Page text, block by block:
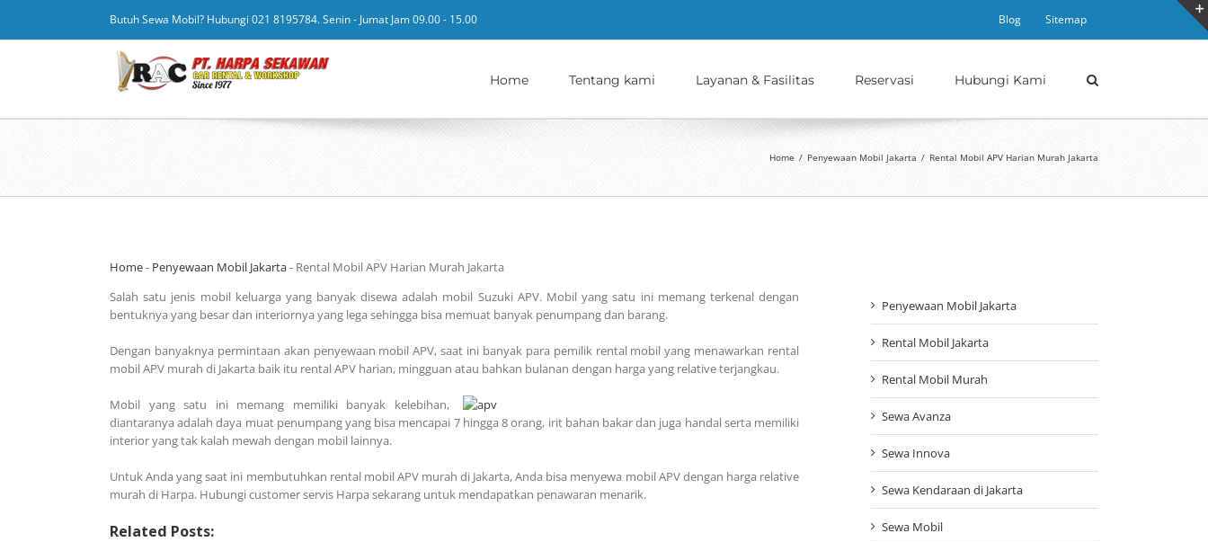
Butuh Sewa Mobil? Hubungi 021 8195784. Senin - Jumat Jam 09.00 - 15.00 Blog Sitemap
Home Tentang kami Layanan & Fasilitas Reservasi Hubungi Kami
Home / Penyewaan Mobil Jakarta / Rental Mobil APV Harian Murah Jakarta
Home- Penyewaan Mobil Jakarta- Rental Mobil APV Harian Murah Jakarta
Salah satu jenis mobil keluarga yang banyak disewa adalah mobil Suzuki APV. Mobil yang satu ini memang terkenal dengan
bentuknya yang besar dan interiornya yang lega sehingga bisa memuat banyak penumpang dan barang.
Dengan banyaknya permintaan akan penyewaan mobil APV, saat ini banyak para pemilik rental mobil yang menawarkan rental
mobil APV murah di Jakarta baik itu rental APV harian, mingguan atau bahkan bulanan dengan harga yang relative terjangkau.
Mobil yang satu ini memang memiliki banyak kelebihan,
diantaranya adalah daya muat penumpang yang bisa mencapai 7 hingga 8 orang, irit bahan bakar dan juga handal serta memiliki
interior yang tak kalah mewah dengan mobil lainnya.
Untuk Anda yang saat ini membutuhkan rental mobil APV murah di Jakarta, Anda bisa menyewa mobil APV dengan harga relative
murah di Harpa. Hubungi customer servis Harpa sekarang untuk mendapatkan penawaran menarik.
Related Posts:
Penyewaan Mobil Jakarta
Rental Mobil Jakarta
Rental Mobil Murah
Sewa Avanza
Sewa Innova
Sewa Kendaraan di Jakarta
Sewa Mobil